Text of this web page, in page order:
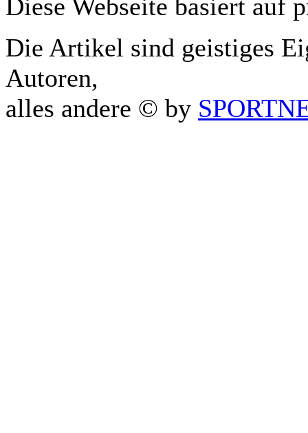
Diese Webseite basiert auf
Die Artikel sind geistiges
Autoren,
alles andere © by